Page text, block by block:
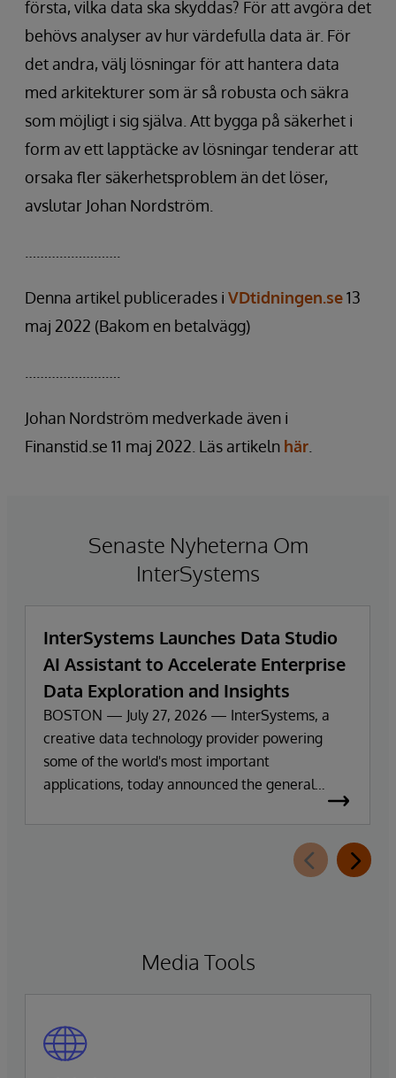
första, vilka data ska skyddas? För att avgöra det
behövs analyser av hur värdefulla data är. För
det andra, välj lösningar för att hantera data
med arkitekturer som är så robusta och säkra
som möjligt i sig själva. Att bygga på säkerhet i
form av ett lapptäcke av lösningar tenderar att
orsaka fler säkerhetsproblem än det löser,
avslutar Johan Nordström.
Denna artikel publicerades i VDtidningen.se13
maj 2022 (Bakom en betalvägg)
Johan Nordström medverkade även i
Finanstid.se 11 maj 2022. Läs artikeln här
Senaste Nyheterna Om
InterSystems
InterSystems Launches Data Studio
AI Assistant to Accelerate Enterprise
Data Exploration and Insights
BOSTON — July 27, 2026 — InterSystems, a
creative data technology provider powering
some of the world's most important
applications, today announced the general
extension for InterSystems Data Studio that
helps organizations more easily understand,
Media Tools